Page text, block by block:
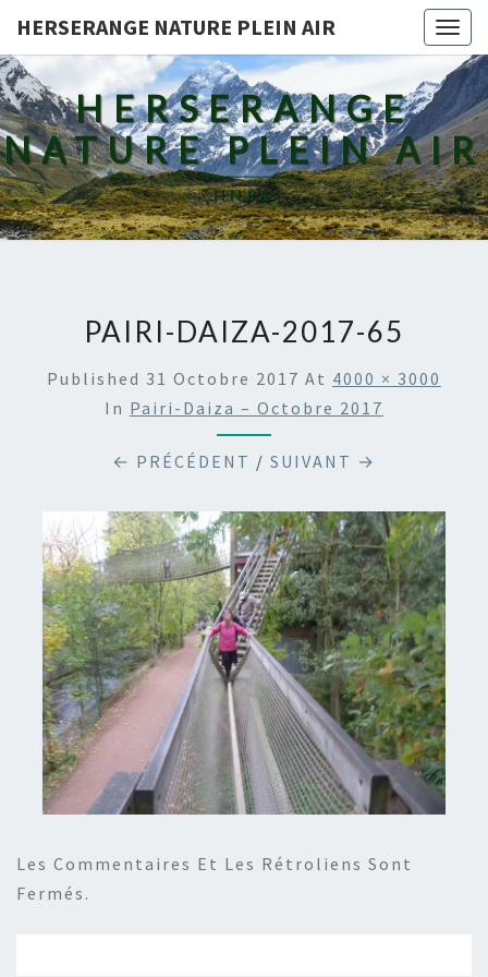
HERSERANGE NATURE PLEIN AIR
HERSERANGE
NATURE PLEIN AIR
H.N.P.A.
PAIRI-DAIZA-2017-65
Published 31 Octobre 2017 At 4000 × 3000
In Pairi-Daiza – Octobre 2017
← PRÉCÉDENT / SUIVANT →
Les Commentaires Et Les Rétroliens Sont
Fermés.